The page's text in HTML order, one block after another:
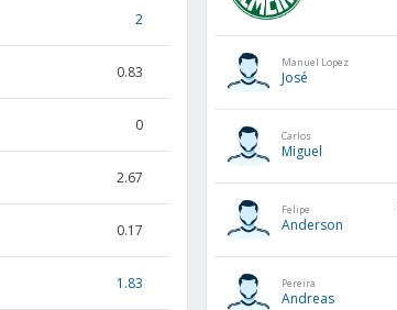
2
0.83
0
2.67
0.17
1.83
Manuel Lopez
José
Carlos
Miguel
Felipe
Anderson
Pereira
Andreas